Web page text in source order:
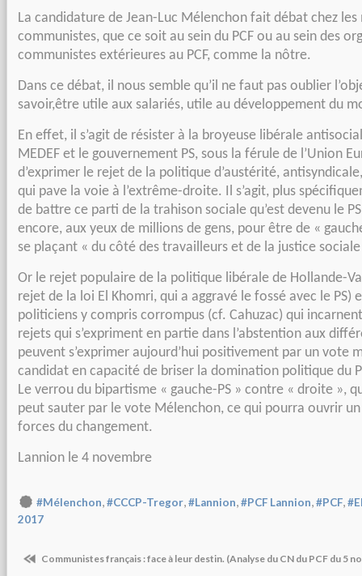
La candidature de Jean-Luc Mélenchon fait débat chez
communistes, que ce soit au sein du PCF ou au sein des
communistes extérieures au PCF, comme la nôtre.
Dans ce débat, il nous semble qu’il ne faut pas oublier
savoir,être utile aux salariés, utile au développement du
En effet, il s’agit de résister à la broyeuse libérale
MEDEF et le gouvernement PS, sous la férule de l’Union
d’exprimer le rejet de la politique d’austérité,
qui pave la voie à l’extrême-droite. Il s’agit, plus
de battre ce parti de la trahison sociale qu’est devenu le
encore, aux yeux de millions de gens, pour être de «
se plaçant « du côté des travailleurs et de la justice
Or le rejet populaire de la politique libérale de Hollande-
rejet de la loi El Khomri, qui a aggravé le fossé avec le PS)
politiciens y compris corrompus (cf. Cahuzac) qui
rejets qui s’expriment en partie dans l’abstention aux
peuvent s’exprimer aujourd’hui positivement par un vote
candidat en capacité de briser la domination politique du
Le verrou du bipartisme « gauche-PS » contre « droite »,
peut sauter par le vote Mélenchon, ce qui pourra ouvrir
forces du changement.
Lannion le 4 novembre
#Mélenchon,#CCCP-Tregor,#Lannion,#PCF Lannion,#PCF,
2017
Communistes français : face à leur destin. (Analyse du CN du PCF du 5